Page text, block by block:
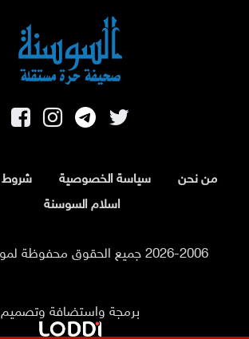
من نحن سياسة الخصوصية
شروط
اسلام السوسنة
2026-2006 جميع الحقوق محفوظة لموقع السوسنة
برمجة واستضافة وتصميم